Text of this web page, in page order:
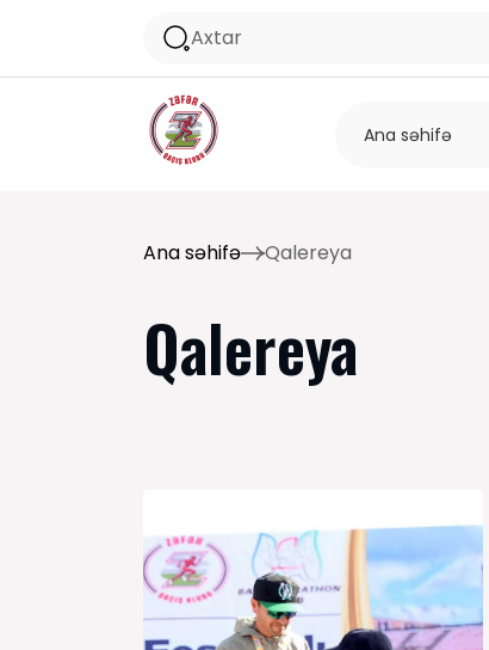
Ana səhifə
Ana səhifə Qalereya
Qalereya